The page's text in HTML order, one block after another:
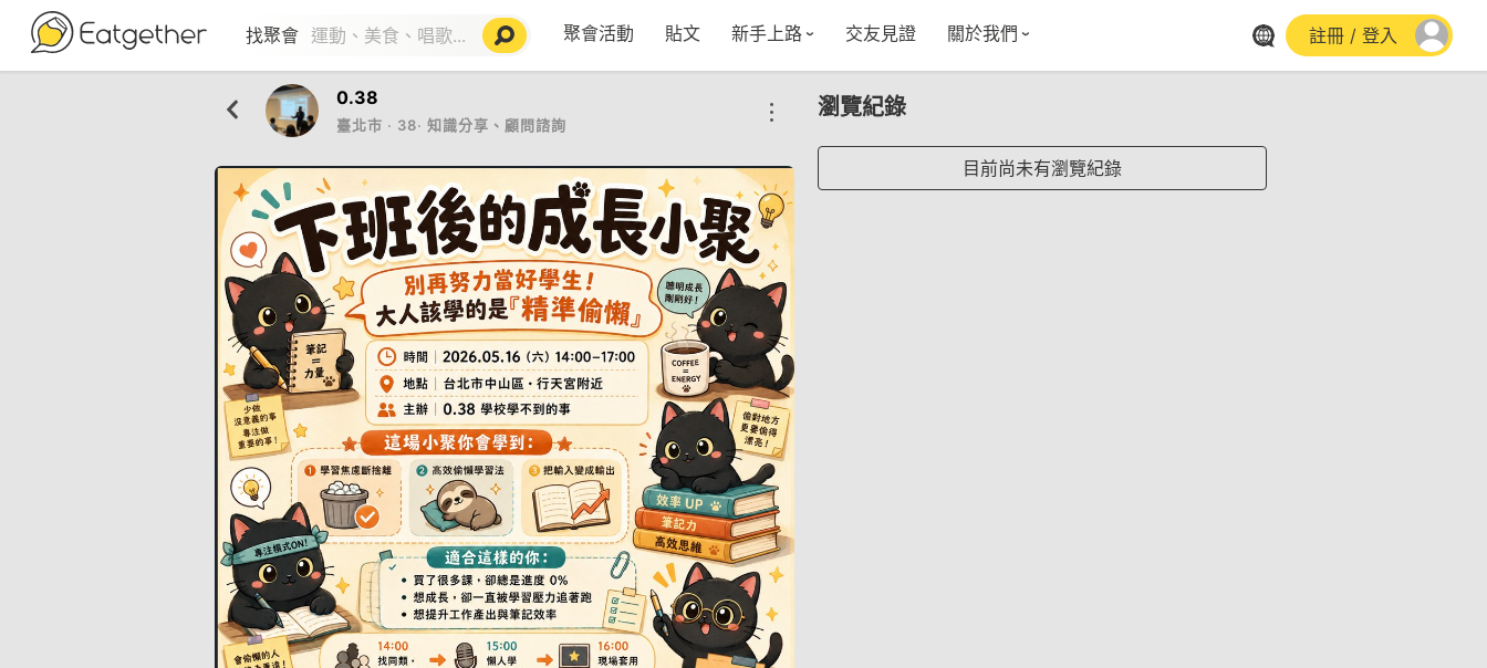
找聚會 聚會活動 貼文 新手上路
五大功能
VIP獨享
使用者指南
如何報名/舉辦聚會
常見Q&A
聚會主題推薦
節日特輯企劃
交友見證 關於我們
instagram
註冊 / 登入
0.38
臺北市 ‧ 38‧ 知識分享、顧問諮詢
瀏覽紀錄
目前尚未有瀏覽紀錄